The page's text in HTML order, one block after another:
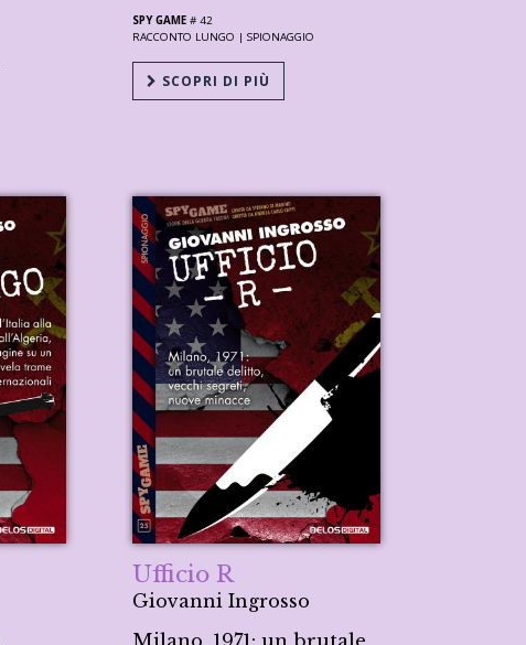
SPY GAME # 42
RACCONTO LUNGO | SPIONAGGIO
SCOPRI DI PIÙ
Ufficio R
Giovanni Ingrosso